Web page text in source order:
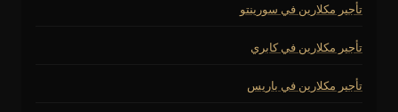
تأجير مكلارين في سورينتو
تأجير مكلارين في كابري
تأجير مكلارين في باريس